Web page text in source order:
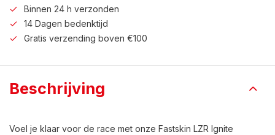
Binnen 24 h verzonden
14 Dagen bedenktijd
Gratis verzending boven €100
Beschrijving
Voel je klaar voor de race met onze Fastskin LZR Ignite